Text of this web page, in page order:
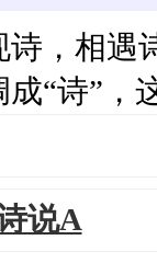
，相遇
“诗”，
说A